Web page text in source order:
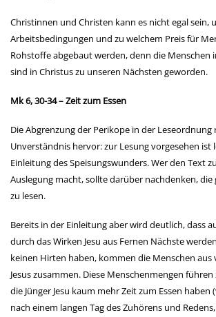
Christinnen und Christen kann es nicht egal sein,
Arbeitsbedingungen und zu welchem Preis für
Rohstoffe abgebaut werden, denn die Menschen
sind in Christus zu unseren Nächsten geworden.
Mk 6, 30-34 – Zeit zum Essen
Die Abgrenzung der Perikope in der
Unverständnis hervor: zur Lesung vorgesehen ist
Einleitung des Speisungswunders. Wer den Text
Auslegung macht, sollte darüber nachdenken, die
zu lesen.
Bereits in der Einleitung aber wird deutlich, dass
durch das Wirken Jesu aus Fernen Nächste
keinen Hirten haben, kommen die Menschen aus
Jesus zusammen. Diese Menschenmengen
die Jünger Jesu kaum mehr Zeit zum Essen haben
nach einem langen Tag des Zuhörens und